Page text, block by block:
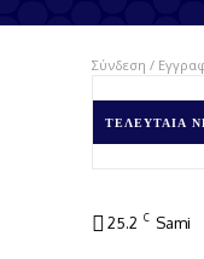
Σύνδεση /
ΤΕΛΕΥΤΑΊΑ
25.2 C Sami